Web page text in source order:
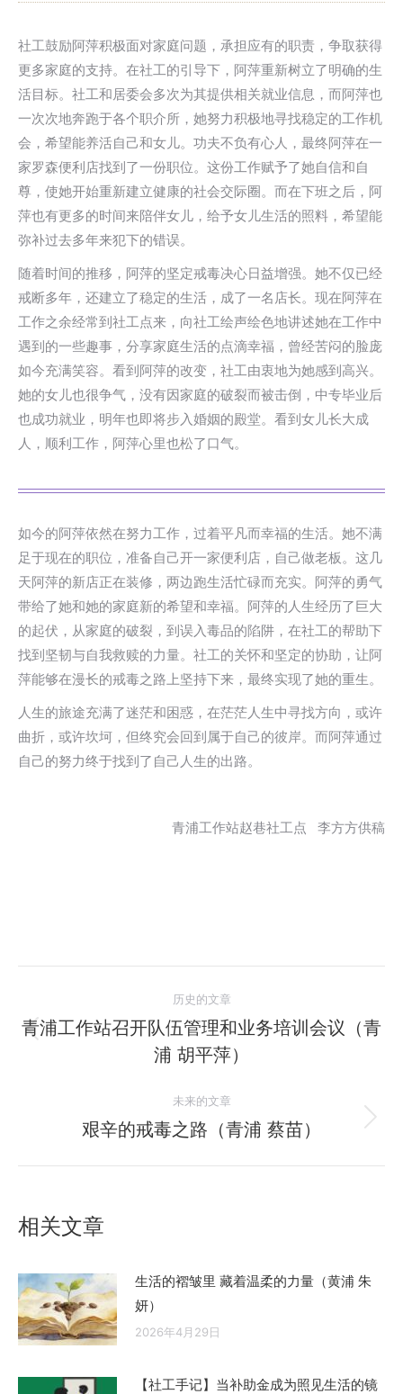
社工鼓励阿萍积极面对家庭问题，承担应有的职责，争取获得
更多家庭的支持。在社工的引导下，阿萍重新树立了明确的生
活目标。社工和居委会多次为其提供相关就业信息，而阿萍也
一次次地奔跑于各个职介所，她努力积极地寻找稳定的工作机
会，希望能养活自己和女儿。功夫不负有心人，最终阿萍在一
家罗森便利店找到了一份职位。这份工作赋予了她自信和自
尊，使她开始重新建立健康的社会交际圈。而在下班之后，阿
萍也有更多的时间来陪伴女儿，给予女儿生活的照料，希望能
弥补过去多年来犯下的错误。
随着时间的推移，阿萍的坚定戒毒决心日益增强。她不仅已经
戒断多年，还建立了稳定的生活，成了一名店长。现在阿萍在
工作之余经常到社工点来，向社工绘声绘色地讲述她在工作中
遇到的一些趣事，分享家庭生活的点滴幸福，曾经苦闷的脸庞
如今充满笑容。看到阿萍的改变，社工由衷地为她感到高兴。
她的女儿也很争气，没有因家庭的破裂而被击倒，中专毕业后
也成功就业，明年也即将步入婚姻的殿堂。看到女儿长大成
人，顺利工作，阿萍心里也松了口气。
如今的阿萍依然在努力工作，过着平凡而幸福的生活。她不满
足于现在的职位，准备自己开一家便利店，自己做老板。这几
天阿萍的新店正在装修，两边跑生活忙碌而充实。阿萍的勇气
带给了她和她的家庭新的希望和幸福。阿萍的人生经历了巨大
的起伏，从家庭的破裂，到误入毒品的陷阱，在社工的帮助下
找到坚韧与自我救赎的力量。社工的关怀和坚定的协助，让阿
萍能够在漫长的戒毒之路上坚持下来，最终实现了她的重生。
人生的旅途充满了迷茫和困惑，在茫茫人生中寻找方向，或许
曲折，或许坎坷，但终究会回到属于自己的彼岸。而阿萍通过
自己的努力终于找到了自己人生的出路。
青浦工作站赵巷社工点 李方方供稿
章
历史的文章
历
史
章：
青浦工作站召开队伍管理和业务培训会议（青
浦 胡平萍）
未来的文章
未
艰辛的戒毒之路（青浦 蔡苗）
相关文章
生活的褶皱里 藏着温柔的力量（黄浦 朱
妍）
2026年4月29日
【社工手记】当补助金成为照见生活的镜